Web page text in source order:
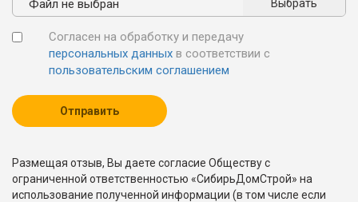
Файл не выбран
Выбрать
Согласен на обработку и передачу
персональных данных в соответствии с
пользовательским соглашением
Размещая отзыв, Вы даете согласие Обществу с
ограниченной ответственностью «СибирьДомСтрой» на
использование полученной информации (в том числе если